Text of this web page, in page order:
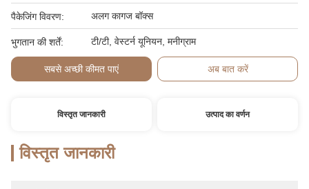
पैकेजिंग विवरण: अलग कागज बॉक्स
भुगतान की शर्तें: टी/टी, वेस्टर्न यूनियन, मनीग्राम
सबसे अच्छी कीमत पाएं अब बात करें
विस्तृत जानकारी उत्पाद का वर्णन
विस्तृत जानकारी